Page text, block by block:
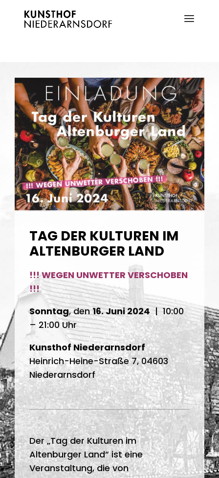
TAG DER KULTUREN IM
ALTENBURGER LAND
!!! WEGEN UNWETTER VERSCHOBEN
!!!
Sonntag, den16. Juni 2024 | 10:00
– 21:00 Uhr
Kunsthof Niederarnsdorf
Heinrich-Heine-Straße 7, 04603
Niederarnsdorf
Der „Tag der Kulturen im
Altenburger Land“ ist eine
Veranstaltung, die von